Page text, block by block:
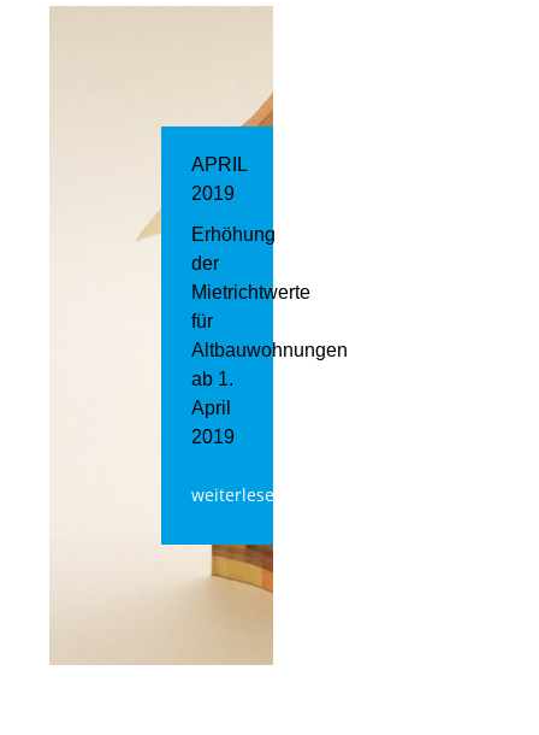
APRIL
2019
Erhöhung
der
Mietrichtwerte
für
Altbauwohnungen
ab 1.
April
2019
weiterlesen